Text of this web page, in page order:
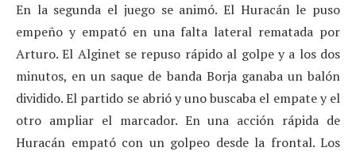
En la segunda el juego se animó. El Huracán le puso
empeño y empató en una falta lateral rematada por
Arturo. El Alginet se repuso rápido al golpe y a los dos
minutos, en un saque de banda Borja ganaba un balón
dividido. El partido se abrió y uno buscaba el empate y el
otro ampliar el marcador. En una acción rápida de
Huracán empató con un golpeo desde la frontal. Los